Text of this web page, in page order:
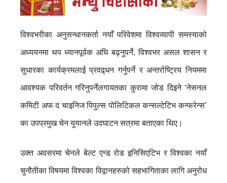
विश्वभरीका अनुसन्धानकर्ता नयाँ परिवेशमा विश्वव्यापी समस्याको
अध्ययनमा थप ध्यानपूर्वक अघि बढ्नुपर्ने, विश्वभर असल शासन र
सुधारका कार्यक्रमलाई प्रवद्र्धन गर्नुपर्ने र अन्तर्राष्ट्रिय नियममा
आवश्यक परिवर्तन गरिनुपर्नेलगायतका कुरामा जोड दिइने ‘नेसनल
कमिटी अफ द चाइनिज पिपुल्स पोलिटिकल कन्सल्टेटिभ कन्फरेन्स’
का उपप्रमुख चेन युयानले उदघाटन सत्रमा बताएका थिए।
उक्त अवसरमा चेनले बेल्ट एन्ड रोड इनिसिएटिभ र विश्वका नयाँ
चुनौतीका विषयमा विश्वका विद्वानहरुको सहभागिताका लागि अनुरोध